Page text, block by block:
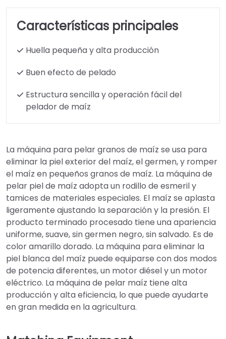
Características principales
Huella pequeña y alta producción
Buen efecto de pelado
Estructura sencilla y operación fácil del
pelador de maíz
La máquina para pelar granos de maíz se usa para
eliminar la piel exterior del maíz, el germen, y romper
el maíz en pequeños granos de maíz. La máquina de
pelar piel de maíz adopta un rodillo de esmeril y
tamices de materiales especiales. El maíz se aplasta
ligeramente ajustando la separación y la presión. El
producto terminado procesado tiene una apariencia
uniforme, suave, sin germen negro, sin salvado. Es de
color amarillo dorado. La máquina para eliminar la
piel blanca del maíz puede equiparse con dos modos
de potencia diferentes, un motor diésel y un motor
eléctrico. La máquina de pelar maíz tiene alta
producción y alta eficiencia, lo que puede ayudarte
en gran medida en la agricultura.